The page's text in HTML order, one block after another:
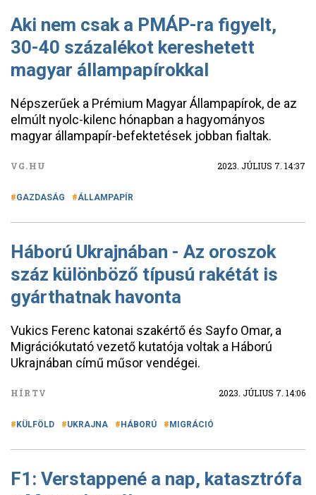
Aki nem csak a PMÁP-ra figyelt,
30-40 százalékot kereshetett
magyar állampapírokkal
Népszerűek a Prémium Magyar Állampapírok, de az
elmúlt nyolc-kilenc hónapban a hagyományos
magyar állampapír-befektetések jobban fialtak.
VG.HU 2023. JÚLIUS 7. 14:37
GAZDASÁG ÁLLAMPAPÍR
Háború Ukrajnában - Az oroszok
száz különböző típusú rakétát is
gyárthatnak havonta
Vukics Ferenc katonai szakértő és Sayfo Omar, a
Migrációkutató vezető kutatója voltak a Háború
Ukrajnában című műsor vendégei.
HÍRTV 2023. JÚLIUS 7. 14:06
KÜLFÖLD UKRAJNA HÁBORÚ MIGRÁCIÓ
F1: Verstappené a nap, katasztrófa